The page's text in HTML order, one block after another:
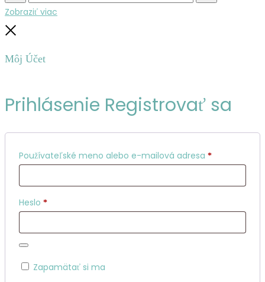
Hľadať
Zobraziť viac
Môj Účet
Prihlásenie Registrovať sa
Používateľské meno alebo e-mailová adresa *Povinné
Heslo *Povinné
Zapamätať si ma